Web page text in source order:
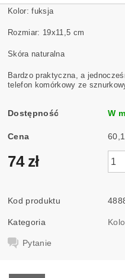
Kolor: fuksja
Rozmiar: 19x11,5 cm
Skóra naturalna
Bardzo praktyczna, a
telefon komórkowy ze
Dostępność W
Cena
74 zł
Kod produktu
Kategoria
Pytanie